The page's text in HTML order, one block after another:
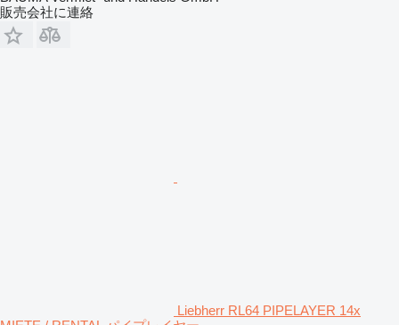
販売会社に連絡
Liebherr RL64 PIPELAYER 14x